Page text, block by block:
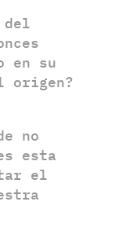
del
en su
origen?
no
esta
el